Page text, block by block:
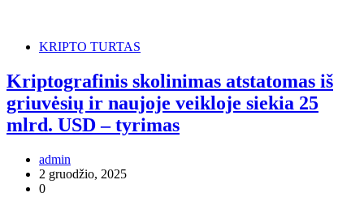
KRIPTO TURTAS
Kriptografinis skolinimas atstatomas iš
griuvėsių ir naujoje veikloje siekia 25
mlrd. USD – tyrimas
admin
2 gruodžio, 2025
0